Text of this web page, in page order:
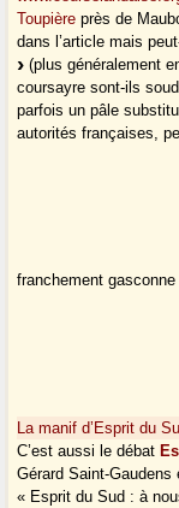
Toupière près de
dans l’article mais
(plus généralement
coursayre sont-ils
parfois un pâle
autorités françaises,
franchement gasconne
La manif d’Esprit du
C’est aussi le débat
Gérard Saint-
« Esprit du Sud : à